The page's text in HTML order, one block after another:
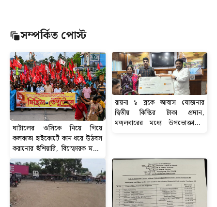
সম্পর্কিত পোস্ট
ঘাটালের ওসিকে নিয়ে গিয়ে
কলকাতা হাইকোর্টে কান ধরে উঠবস
করানোর হুঁশিয়ারি, বিস্ফোরক মন্তব্য
সিপিআইএম নেতা শতরূপ ঘোষের।
রায়না ১ ব্লকে আবাস যোজনার
দ্বিতীয় কিস্তির টাকা প্রদান,
মঙ্গলবারের মধ্যে উপভোক্তাদের